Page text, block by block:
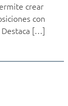
crear
con
Destaca […]